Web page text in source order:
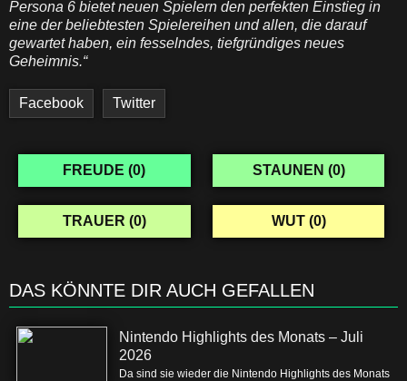
Persona 6 bietet neuen Spielern den perfekten Einstieg in
eine der beliebtesten Spielereihen und allen, die darauf
gewartet haben, ein fesselndes, tiefgründiges neues
Geheimnis.“
Facebook Twitter
FREUDE (0) STAUNEN (0)
TRAUER (0) WUT (0)
DAS KÖNNTE DIR AUCH GEFALLEN
Nintendo Highlights des Monats – Juli
2026
Da sind sie wieder die Nintendo Highlights des Monats